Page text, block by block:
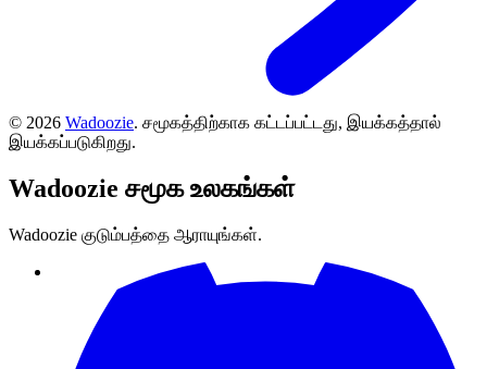
© 2026 Wadoozie. சமூகத்திற்காக கட்டப்பட்டது, இயக்கத்தால்
இயக்கப்படுகிறது.
Wadoozie சமூக உலகங்கள்
Wadoozie குடும்பத்தை ஆராயுங்கள்.